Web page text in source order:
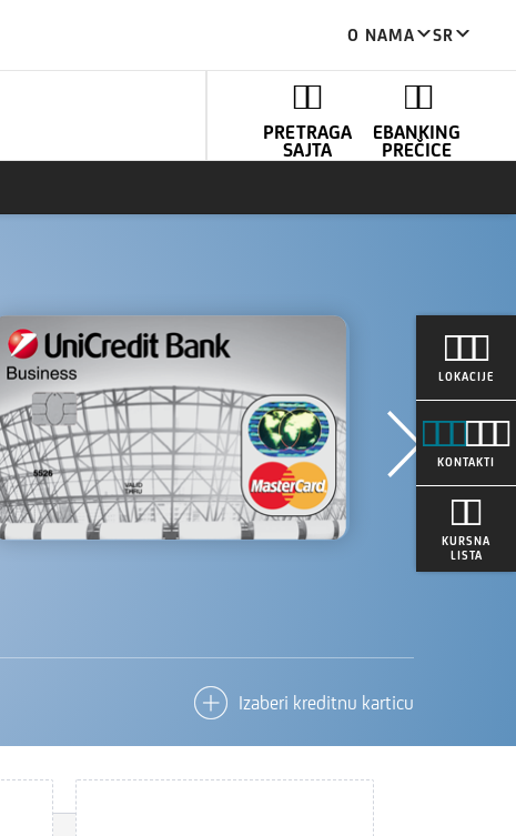
O NAMA SR
PRETRAGA
SAJTA
EBANKING
PREČICE
LOKACIJE
KONTAKTI
KURSNA
LISTA
Izaberi kreditnu karticu